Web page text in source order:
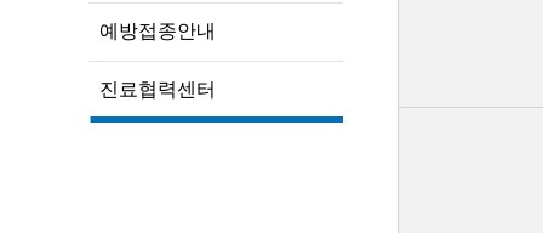
예방접종안내
진료협력센터